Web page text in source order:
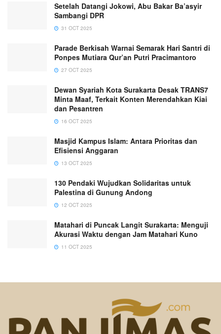
Setelah Datangi Jokowi, Abu Bakar Ba’asyir
Sambangi DPR
31 OCT 2025
Parade Berkisah Warnai Semarak Hari Santri di
Ponpes Mutiara Qur’an Putri Pracimantoro
27 OCT 2025
Dewan Syariah Kota Surakarta Desak TRANS7
Minta Maaf, Terkait Konten Merendahkan Kiai
dan Pesantren
16 OCT 2025
Masjid Kampus Islam: Antara Prioritas dan
Efisiensi Anggaran
13 OCT 2025
130 Pendaki Wujudkan Solidaritas untuk
Palestina di Gunung Andong
12 OCT 2025
Matahari di Puncak Langit Surakarta: Menguji
Akurasi Waktu dengan Jam Matahari Kuno
11 OCT 2025